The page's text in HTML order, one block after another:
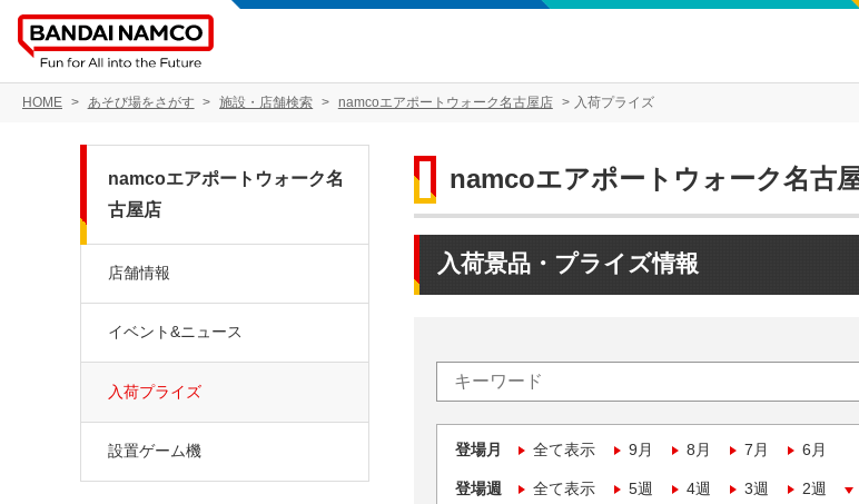
HOME あそび場をさがす 施設・店舗検索 namcoエアポートウォーク名古屋店 入荷プライズ
namcoエアポートウォーク名古
入荷景品・プライズ情報
登場月 全て表示 9月 8月 7月 6月
登場週 全て表示 5週 4週 3週 2週
namcoエアポートウォーク名
古屋店
店舗情報
イベント&ニュース
入荷プライズ
設置ゲーム機